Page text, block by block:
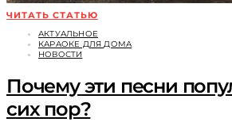
ЧИТАТЬ СТАТЬЮ
АКТУАЛЬНОЕ
КАРАОКЕ ДЛЯ ДОМА
НОВОСТИ
Почему эти песни
сих пор?